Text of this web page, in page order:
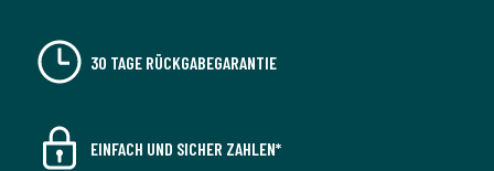
30 TAGE RÜCKGABEGARANTIE
EINFACH UND SICHER ZAHLEN*